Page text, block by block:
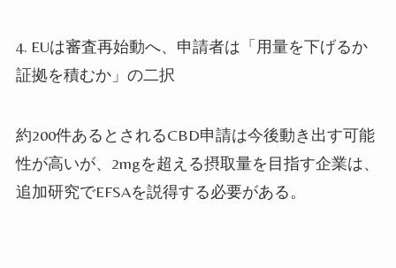
4. EUは審査再始動へ、申請者は「用量を下げるか
証拠を積むか」の二択
約200件あるとされるCBD申請は今後動き出す可能
性が高いが、2mgを超える摂取量を目指す企業は、
追加研究でEFSAを説得する必要がある。